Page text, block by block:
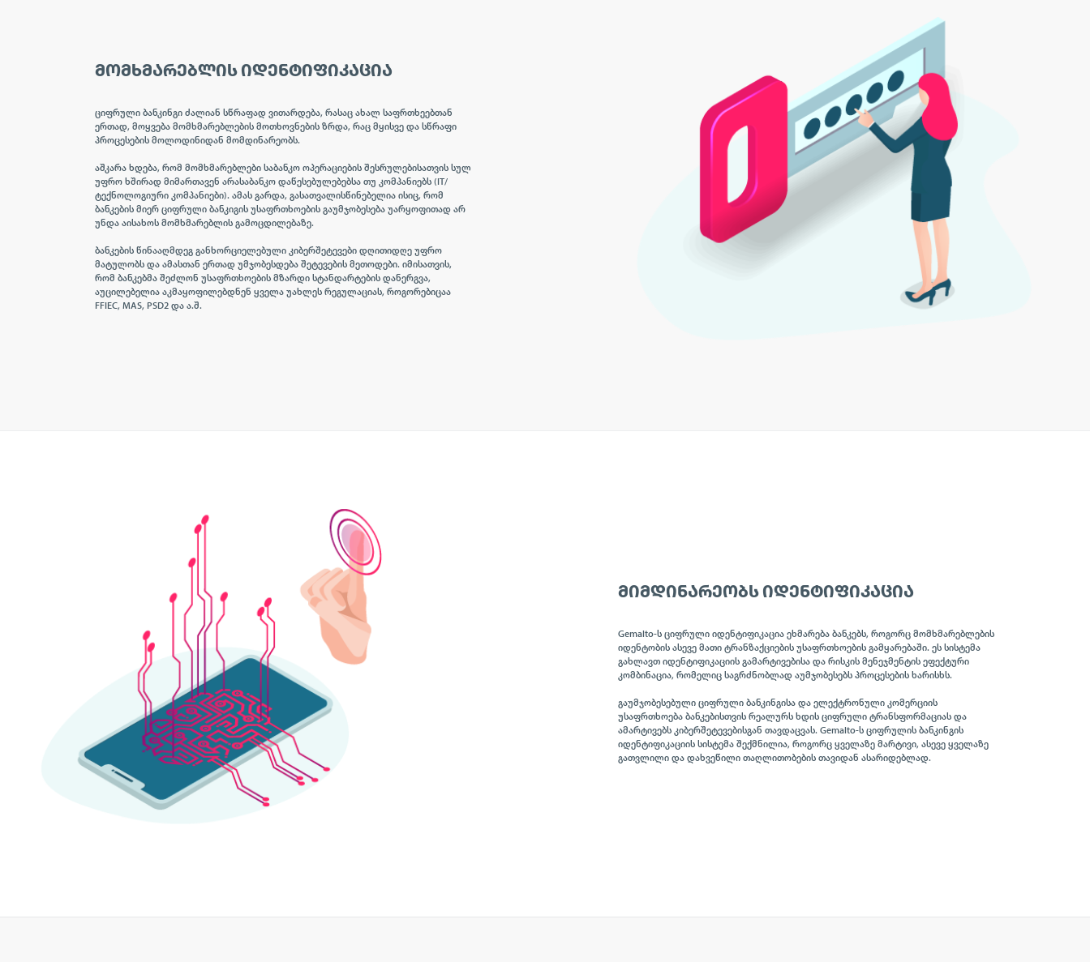
ᲛᲝᲛᲮᲛᲐᲠᲔᲑᲚᲘᲡ ᲘᲓᲔᲜᲢᲘᲤᲘᲙᲐᲪᲘᲐ
ციფრული ბანკინგი ძალიან სწრაფად ვითარდება, რასაც ახალ საფრთხეებთან
ერთად, მოყვება მომხმარებლების მოთხოვნების ზრდა, რაც მყისვე და სწრაფი
პროცესების მოლოდინიდან მომდინარეობს.
აშკარა ხდება, რომ მომხმარებლები საბანკო ოპერაციების შესრულებისათვის სულ
უფრო ხშირად მიმართავენ არასაბანკო დაწესებულებებსა თუ კომპანიებს (IT/
ტექნოლოგიური კომპანიები). ამას გარდა, გასათვალისწინებელია ისიც, რომ
ბანკების მიერ ციფრული ბანკიგის უსაფრთხოების გაუმჯობესება უარყოფითად არ
უნდა აისახოს მომხმარებლის გამოცდილებაზე.
ბანკების წინააღმდეგ განხორციელებული კიბერშეტევები დღითიდღე უფრო
მატულობს და ამასთან ერთად უმჯობესდება შეტევების მეთოდები. იმისათვის,
რომ ბანკებმა შეძლონ უსაფრთხოების მზარდი სტანდარტების დანერგვა,
აუცილებელია აკმაყოფილებდნენ ყველა უახლეს რეგულაციას, როგორებიცაა
FFIEC, MAS, PSD2 და ა.შ.
ᲛᲘᲛᲓᲘᲜᲐᲠᲔᲝᲑᲡ ᲘᲓᲔᲜᲢᲘᲤᲘᲙᲐᲪᲘᲐ
Gemalto-ს ციფრული იდენტიფიკაცია ეხმარება ბანკებს, როგორც მომხმარებლების
იდენტობის ასევე მათი ტრანზაქციების უსაფრთხოების გამყარებაში. ეს სისტემა
გახლავთ იდენტიფიკაციის გამარტივებისა და რისკის მენეჯმენტის ეფექტური
კომბინაცია, რომელიც საგრძნობლად აუმჯობესებს პროცესების ხარისხს.
გაუმჯობესებული ციფრული ბანკინგისა და ელექტრონული კომერციის
უსაფრთხოება ბანკებისთვის რეალურს ხდის ციფრული ტრანსფორმაციას და
ამარტივებს კიბერშეტევებისგან თავდაცვას. Gemalto-ს ციფრულის ბანკინგის
იდენტიფიკაციის სისტემა შექმნილია, როგორც ყველაზე მარტივი, ასევე ყველაზე
გათვლილი და დახვეწილი თაღლითობების თავიდან ასარიდებლად.